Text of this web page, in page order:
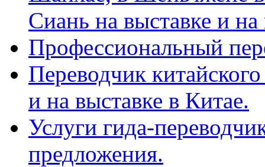
Сиань на выставке и
Профессиональный
Переводчик
и на выставке в Китае.
Услуги гида-
предложения.